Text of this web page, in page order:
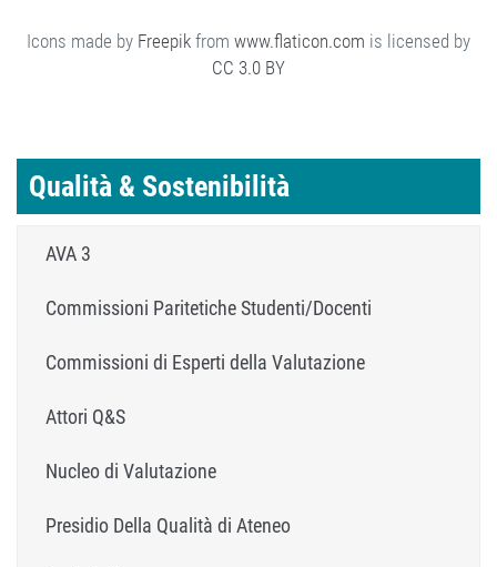
Icons made by Freepik from www.flaticon.com is licensed by
CC 3.0 BY
Qualità & Sostenibilità
AVA 3
Commissioni Paritetiche Studenti/Docenti
Commissioni di Esperti della Valutazione
Attori Q&S
Nucleo di Valutazione
Presidio Della Qualità di Ateneo